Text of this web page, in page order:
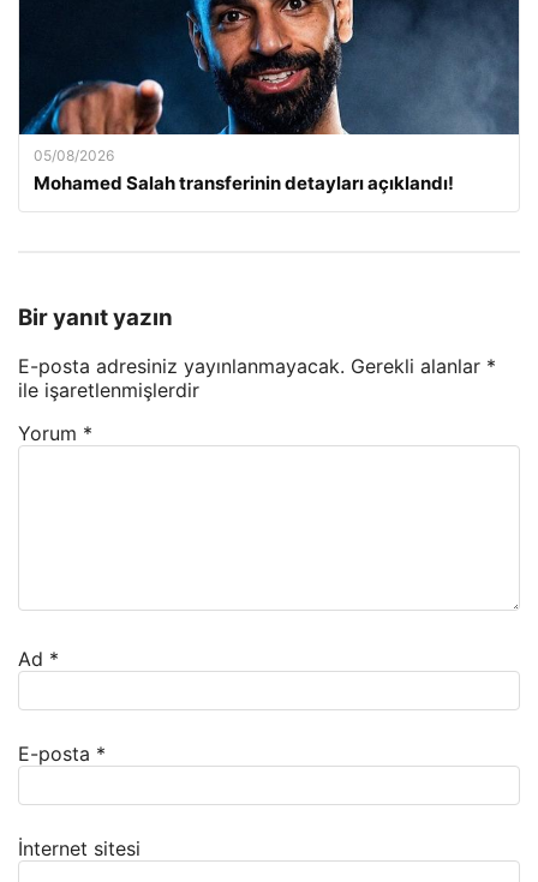
05/08/2026
Mohamed Salah transferinin detayları açıklandı!
Bir yanıt yazın
E-posta adresiniz yayınlanmayacak. Gerekli alanlar *
ile işaretlenmişlerdir
Yorum *
Ad *
E-posta *
İnternet sitesi